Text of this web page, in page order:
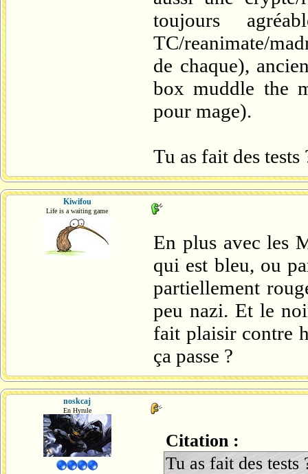
toujours
TC/reanimate/
de chaque),
box muddle the
pour mage).
Tu as fait des tests
Kiwifou
Life is a waiting game
En plus avec les
qui est bleu, ou
partiellement
peu nazi. Et le
fait plaisir contre
ça passe ?
noskcaj
En Hyrule
Citation :
Tu as fait des tests